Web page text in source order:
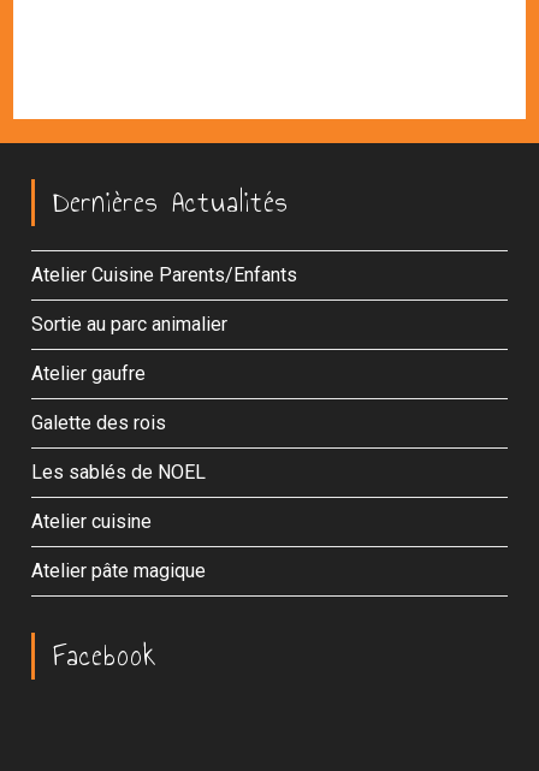
Dernières Actualités
Atelier Cuisine Parents/Enfants
Sortie au parc animalier
Atelier gaufre
Galette des rois
Les sablés de NOEL
Atelier cuisine
Atelier pâte magique
Facebook